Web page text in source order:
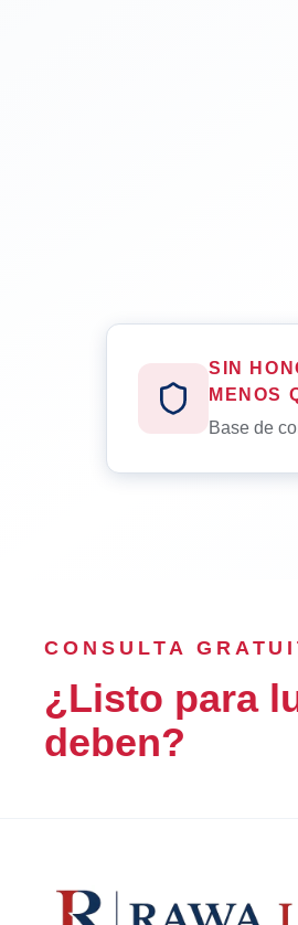
SIN
MENOS
Base de
CONSULTA
¿Listo para
deben?